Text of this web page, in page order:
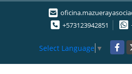
+573123942851
Select Language ▼ X